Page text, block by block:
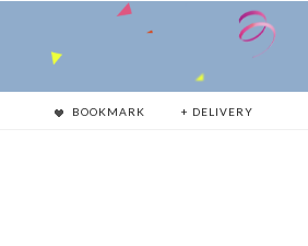
BOOKMARK + DELIVERY